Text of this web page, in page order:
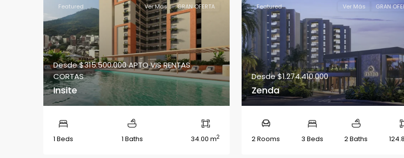
Featured Ver Más GRAN OFERTA
Desde$315.500.000APTO VIS RENTAS
CORTAS
Insite
1 Beds 1 Baths 34.00 m2
Featured Ver Más GRAN
Desde$1.274.410.000
Zenda
2 Rooms 3 Beds 2 Baths